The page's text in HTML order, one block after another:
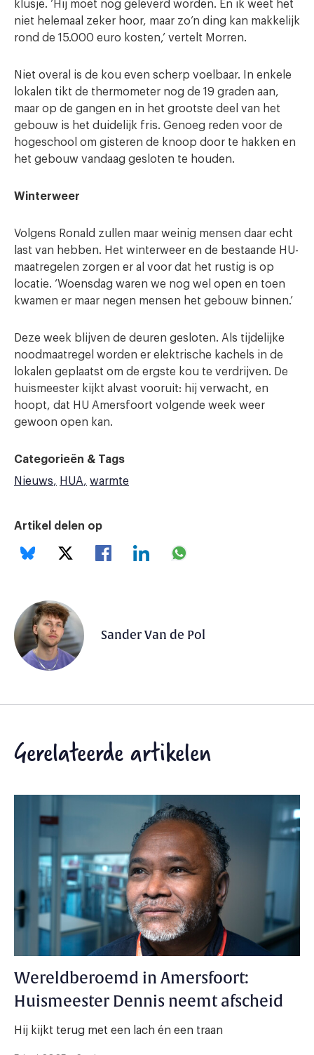
klusje. ‘Hij moet nog geleverd worden. En ik weet het
niet helemaal zeker hoor, maar zo’n ding kan makkelijk
rond de 15.000 euro kosten,’ vertelt Morren.
Niet overal is de kou even scherp voelbaar. In enkele
lokalen tikt de thermometer nog de 19 graden aan,
maar op de gangen en in het grootste deel van het
gebouw is het duidelijk fris. Genoeg reden voor de
hogeschool om gisteren de knoop door te hakken en
het gebouw vandaag gesloten te houden.
Winterweer
Volgens Ronald zullen maar weinig mensen daar echt
last van hebben. Het winterweer en de bestaande HU-
maatregelen zorgen er al voor dat het rustig is op
locatie. ‘Woensdag waren we nog wel open en toen
kwamen er maar negen mensen het gebouw binnen.’
Deze week blijven de deuren gesloten. Als tijdelijke
noodmaatregel worden er elektrische kachels in de
lokalen geplaatst om de ergste kou te verdrijven. De
huismeester kijkt alvast vooruit: hij verwacht, en
hoopt, dat HU Amersfoort volgende week weer
gewoon open kan.
Categorieën & Tags
Nieuws
HUA warmte
Artikel delen op
Sander Van de Pol
Gerelateerde artikelen
Wereldberoemd in Amersfoort:
Huismeester Dennis neemt afscheid
Hij kijkt terug met een lach én een traan